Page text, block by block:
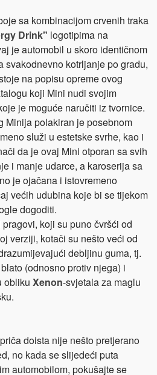
sa kombinacijom crvenih traka
Drink" logotipima na
je automobil u skoro identičnom
svakodnevno kotrljanje po gradu,
na popisu opreme ovog
koji Mini nudi svojim
je moguće naručiti iz tvornice.
Minija polakiran je posebnom
služi u estetske svrhe, kao i
da je ovaj Mini otporan sa svih
i manje udarce, a karoserija sa
je ojačana i istovremeno
većih udubina koje bi se tijekom
dogoditi.
koji su puno čvršći od
verziji, kotači su nešto veći od
debljinu guma, tj.
(odnosno protiv njega) i
obliku Xenon-svjetala za maglu
doista nije nešto pretjerano
no kada se slijedeći puta
automobilom, pokušajte se